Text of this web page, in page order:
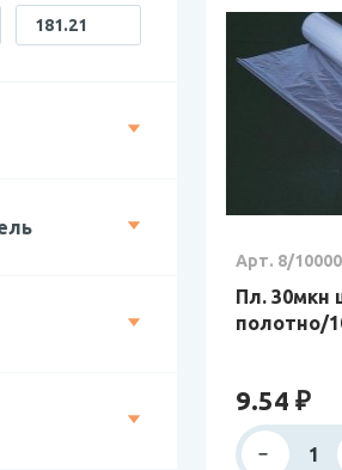
Арт. 8/
Пл. 30мкн
полотно/
9.54 ₽